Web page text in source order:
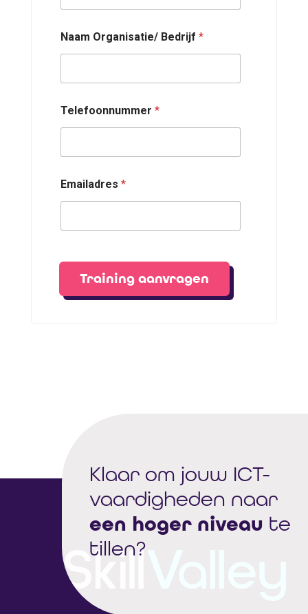
Naam Organisatie/ Bedrijf *
Telefoonnummer *
Emailadres *
Training aanvragen
Klaar om jouw ICT-
vaardigheden naar
een hoger niveau te
tillen?